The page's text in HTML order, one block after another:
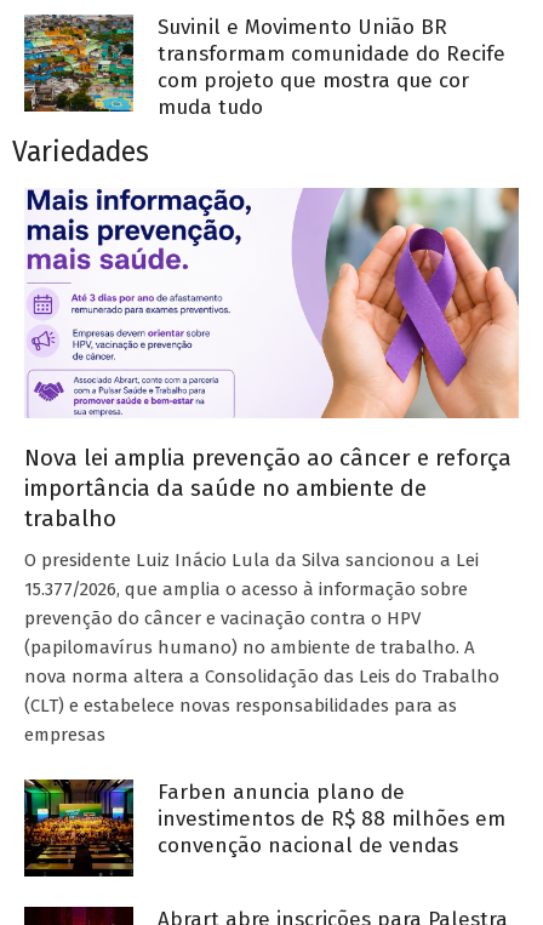
Suvinil e Movimento União BR
transformam comunidade do Recife
com projeto que mostra que cor
muda tudo
Variedades
Nova lei amplia prevenção ao câncer e reforça
importância da saúde no ambiente de
trabalho
O presidente Luiz Inácio Lula da Silva sancionou a Lei
15.377/2026, que amplia o acesso à informação sobre
prevenção do câncer e vacinação contra o HPV
(papilomavírus humano) no ambiente de trabalho. A
nova norma altera a Consolidação das Leis do Trabalho
(CLT) e estabelece novas responsabilidades para as
empresas
Farben anuncia plano de
investimentos de R$ 88 milhões em
convenção nacional de vendas